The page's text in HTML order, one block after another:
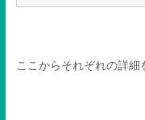
ここからそれぞれの詳細